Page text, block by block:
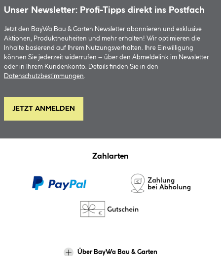
Unser Newsletter: Profi-Tipps direkt ins Postfach
Jetzt den BayWa Bau & Garten Newsletter abonnieren und exklusive
Aktionen, Produktneuheiten und mehr erhalten! Wir optimieren die
Inhalte basierend auf Ihrem Nutzungsverhalten. Ihre Einwilligung
können Sie jederzeit widerrufen – über den Abmeldelink im Newsletter
oder in Ihrem Kundenkonto. Details finden Sie in den
Datenschutzbestimmungen.
JETZT ANMELDEN
Zahlarten
Über BayWa Bau & Garten